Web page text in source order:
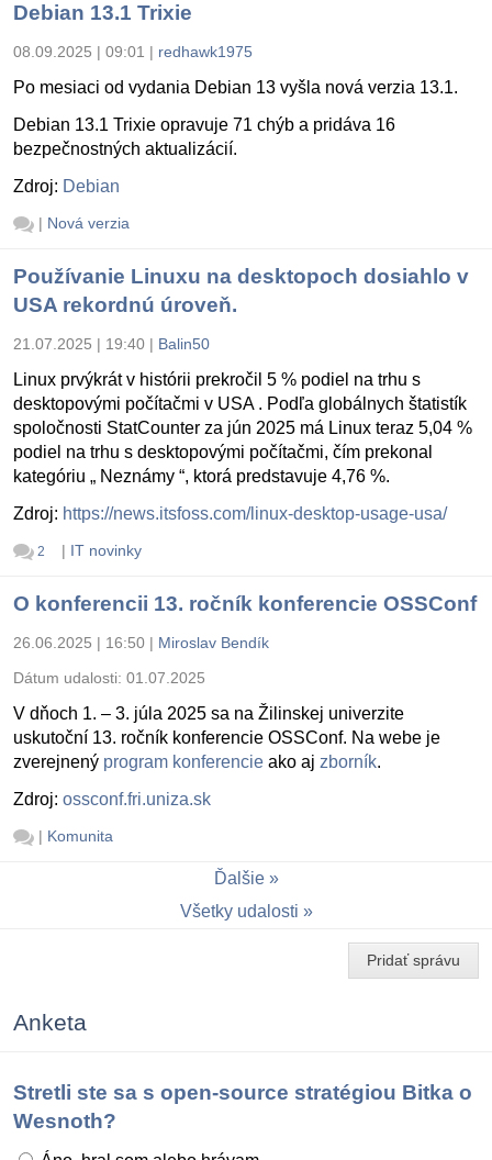
Debian 13.1 Trixie
08.09.2025 | 09:01 | redhawk1975
Po mesiaci od vydania Debian 13 vyšla nová verzia 13.1.
Debian 13.1 Trixie opravuje 71 chýb a pridáva 16
bezpečnostných aktualizácií.
Zdroj: Debian
| Nová verzia
Používanie Linuxu na desktopoch dosiahlo v
USA rekordnú úroveň.
21.07.2025 | 19:40 | Balin50
Linux prvýkrát v histórii prekročil 5 % podiel na trhu s
desktopovými počítačmi v USA . Podľa globálnych štatistík
spoločnosti StatCounter za jún 2025 má Linux teraz 5,04 %
podiel na trhu s desktopovými počítačmi, čím prekonal
kategóriu „ Neznámy “, ktorá predstavuje 4,76 %.
Zdroj: https://news.itsfoss.com/linux-desktop-usage-usa/
2 | IT novinky
O konferencii 13. ročník konferencie OSSConf
26.06.2025 | 16:50 | Miroslav Bendík
Dátum udalosti: 01.07.2025
V dňoch 1. – 3. júla 2025 sa na Žilinskej univerzite
uskutoční 13. ročník konferencie OSSConf. Na webe je
zverejnený program konferencie ako aj zborník.
Zdroj: ossconf.fri.uniza.sk
| Komunita
Ďalšie
Všetky udalosti
Pridať správu
Anketa
Stretli ste sa s open-source stratégiou Bitka o
Wesnoth?